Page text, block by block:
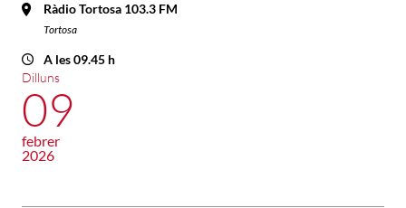
Ràdio Tortosa 103.3 FM
Tortosa
A les 09.45 h
Dilluns
09
febrer
2026